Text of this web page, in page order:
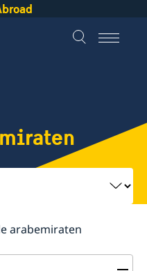
arabemiraten